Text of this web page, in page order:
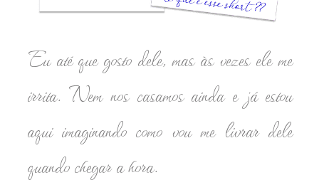
Eu até que gosto dele, mas às vezes ele me
irrita. Nem nos casamos ainda e já estou
aqui imaginando como vou me livrar dele
quando chegar a hora.